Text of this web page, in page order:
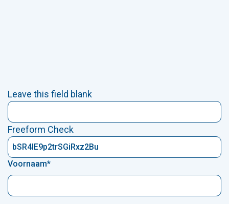
Leave this field blank
Freeform Check
Voornaam*